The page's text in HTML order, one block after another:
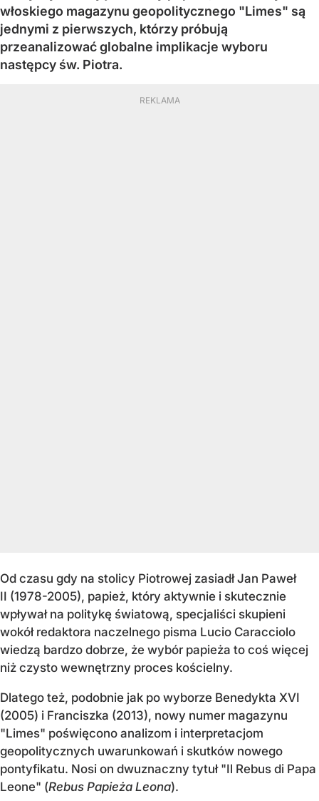
włoskiego magazynu geopolitycznego "Limes" są
jednymi z pierwszych, którzy próbują
przeanalizować globalne implikacje wyboru
następcy św. Piotra.
Od czasu gdy na stolicy Piotrowej zasiadł Jan Paweł
II (1978-2005), papież, który aktywnie i skutecznie
wpływał na politykę światową, specjaliści skupieni
wokół redaktora naczelnego pisma Lucio Caracciolo
wiedzą bardzo dobrze, że wybór papieża to coś więcej
niż czysto wewnętrzny proces kościelny.
Dlatego też, podobnie jak po wyborze Benedykta XVI
(2005) i Franciszka (2013), nowy numer magazynu
"Limes" poświęcono analizom i interpretacjom
geopolitycznych uwarunkowań i skutków nowego
pontyfikatu. Nosi on dwuznaczny tytuł "Il Rebus di Papa
Leone" (Rebus Papieża Leona).